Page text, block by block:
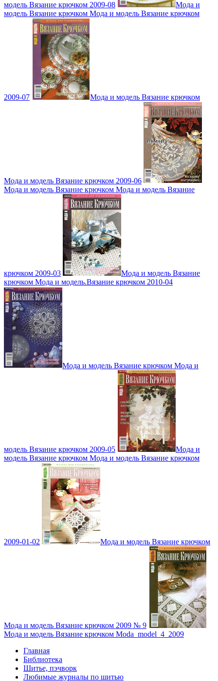
модель Вязание крючком 2009-08
Мода и
модель Вязание крючком Мода и модель Вязание крючком
2009-07 Мода и модель Вязание крючком
Мода и модель Вязание крючком 2009-06
Мода и модель Вязание крючком Мода и модель Вязание
крючком 2009-03
Мода и модель Вязание
крючком Мода и модель.Вязание крючком 2010-04
Мода и модель Вязание крючком Мода и
модель Вязание крючком 2009-05
Мода и
модель Вязание крючком Мода и модель Вязание крючком
2009-01-02 Мода и модель Вязание крючком
Мода и модель Вязание крючком 2009 № 9
Мода и модель Вязание крючком Moda_model_4_2009
Главная
Библиотека
Шитье, пэчворк
Любимые журналы по шитью